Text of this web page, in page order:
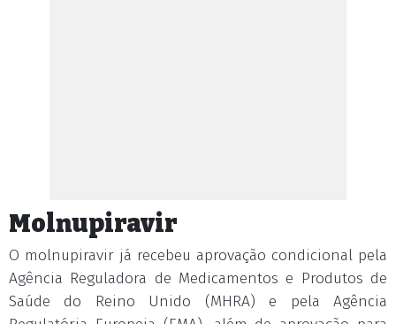
Molnupiravir
O molnupiravir já recebeu aprovação condicional pela
Agência Reguladora de Medicamentos e Produtos de
Saúde do Reino Unido (MHRA) e pela Agência